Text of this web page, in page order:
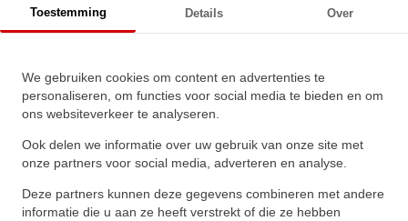
Onbehandeld
Toestemming Details Over
We gebruiken cookies om content en advertenties te
personaliseren, om functies voor social media te bieden en om
ons websiteverkeer te analyseren.
Ook delen we informatie over uw gebruik van onze site met
onze partners voor social media, adverteren en analyse.
Deze partners kunnen deze gegevens combineren met andere
informatie die u aan ze heeft verstrekt of die ze hebben
Zeskanttapbout Deeldraad DIN
931 M8x70mm 8.8 Onbehandeld
★★★★★
★★★★★